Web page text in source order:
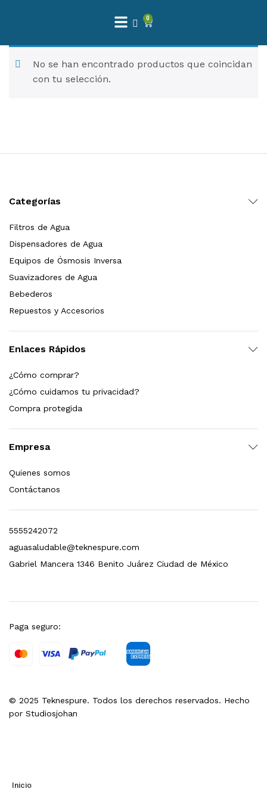
0
No se han encontrado productos que coincidan
con tu selección.
Categorías
Filtros de Agua
Dispensadores de Agua
Equipos de Ósmosis Inversa
Suavizadores de Agua
Bebederos
Repuestos y Accesorios
Enlaces Rápidos
¿Cómo comprar?
¿Cómo cuidamos tu privacidad?
Compra protegida
Empresa
Quienes somos
Contáctanos
5555242072
aguasaludable@teknespure.com
Gabriel Mancera 1346 Benito Juárez Ciudad de México
© 2025 Teknespure. Todos los derechos reservados. Hecho
por Studiosjohan
Paga seguro:
3,900.00
Esterilizador UV 25 Watts 4 Pines
al carrito
Cafetera (Cartucho de Repuesto)
2,899.00
de Agua | Repuesto (con Polifosfatos)
al carrito
SS304 Natural Cepillado | Agua Purificada
699.00
al carrito
L/h, con filtración Welltek WT-WFS600-4S
Inicio